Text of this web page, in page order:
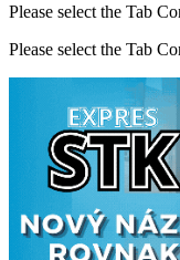
Please select the Tab
Please select the Tab